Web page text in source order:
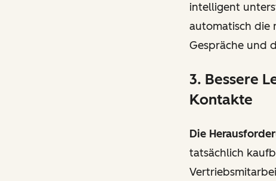
intelligent
automatisch die
Gespräche und
3. Bessere
Kontakte
Die
tatsächlich